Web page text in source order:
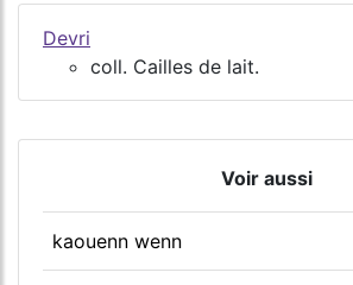
Devri
coll. Cailles de lait.
Voir aussi
kaouenn wenn